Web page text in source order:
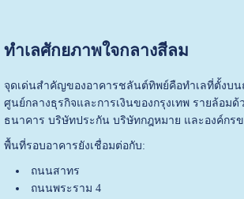
ทำเลศักยภาพใจกลางสีลม
จุดเด่นสำคัญของอาคารชลันต์ทิพย์คือทำเลที่ตั้งบ
ศูนย์กลางธุรกิจและการเงินของกรุงเทพ รายล้อม
ธนาคาร บริษัทประกัน บริษัทกฎหมาย และองค์กร
พื้นที่รอบอาคารยังเชื่อมต่อกับ:
ถนนสาทร
ถนนพระราม 4